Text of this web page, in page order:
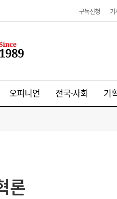
구독신청 기
오피니언 전국·사회 기
론